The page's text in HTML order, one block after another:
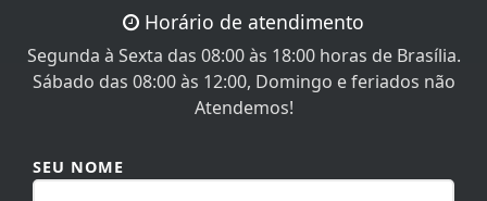
Horário de atendimento
Segunda à Sexta das 08:00 às 18:00 horas de Brasília.
Sábado das 08:00 às 12:00, Domingo e feriados não
Atendemos!
SEU NOME